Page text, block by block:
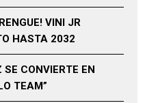
VINI JR
HASTA 2032
CONVIERTE EN
TEAM”